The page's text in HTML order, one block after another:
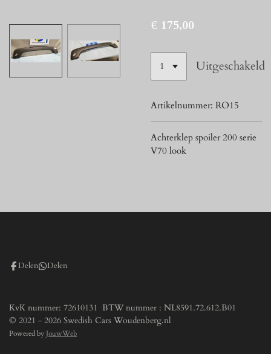
€ 175,00
Uitgeschakeld
Artikelnummer: RO15
Achterklep spoiler 200 serie
V70 look
Delen Delen
KvK nummer: 72610131 BTW nummer : NL8591.72.612.B01
© 2021 - 2026 Swedish Cars Woudenberg.nl
Powered by JouwWeb